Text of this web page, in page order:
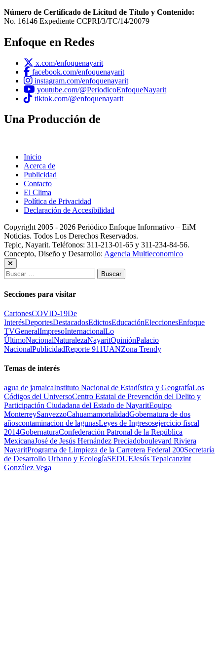
Número de Certificado de Licitud de Título y Contenido:
No. 16146 Expediente CCPRI/3/TC/14/20079
Enfoque en Redes
x.com/enfoquenayarit
facebook.com/enfoquenayarit
instagram.com/enfoquenayarit
youtube.com/@PeriodicoEnfoqueNayarit
tiktok.com/@enfoquenayarit
Una Producción de
Inicio
Acerca de
Publicidad
Contacto
El Clima
Política de Privacidad
Declaración de Accesibilidad
Copyright 2005 - 2026 Periódico Enfoque Informativo – EiM
Noticias. Todos Los Derechos Reservados.
Tepic, Nayarit. Teléfonos: 311-213-01-65 y 311-234-84-56.
Concepto, Diseño y Desarrollo: Agencia Multieconomico
Buscar:
Secciones para visitar
CartonesCOVID-19De
InterésDeportesDestacadosEdictosEducaciónEleccionesEnfoque
TVGeneralImpresoInternacionalLo
ÚltimoNacionalNaturalezaNayaritOpiniónPalacio
NacionalPublicidadReporte 911UANZona Trendy
Temas de interés
agua de jamaicaInstituto Nacional de Estadística y GeografíaLos
Códigos del UniversoCentro Estatal de Prevención del Delito y
Participación Ciudadana del Estado de NayaritEquipo
MonterreySanvezzoCahuamamortalidadGobernatura de dos
añoscontaminacion de lagunasLeyes de Ingresosejercicio fiscal
2014GobernaturaConfederación Patronal de la República
MexicanaJosé de Jesús Hernández Preciadoboulevard Riviera
NayaritPrograma de Limpieza de la Carretera Federal 200Secretaría
de Desarrollo Urbano y EcologíaSEDUEJesús Tepalcanzint
González Vega